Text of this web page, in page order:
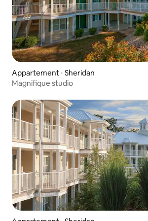
Appartement ⋅ Sheridan
Magnifique studio